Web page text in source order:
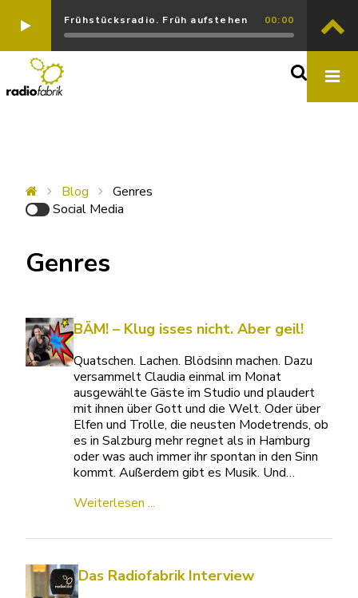
Frühstücksradio. Früh aufstehen 00:00
Blog
Genres
Social Media
Genres
BÄM! – Klug isses nicht. Aber geil!
Quatschen. Lachen. Blödsinn machen. Dazu
versammelt Claudia einmal im Monat
ausgewählte Gäste im Studio und plaudert
mit ihnen über Gott und die Welt. Oder über
Elfen und Trolle, die neusten Modetrends, ob
es in Salzburg mehr regnet als in Hamburg
oder was auch immer ihr spontan in den Sinn
kommt. Außerdem gibt es Musik. Und…
Weiterlesen ...
Das Radiofabrik Interview